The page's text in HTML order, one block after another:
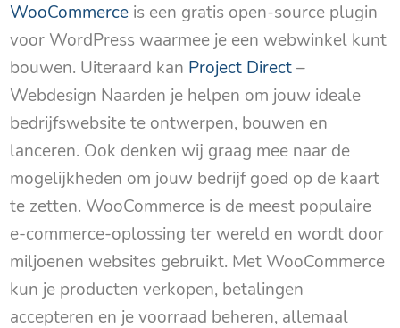
WooCommerce is een gratis open-source plugin
voor WordPress waarmee je een webwinkel kunt
bouwen. Uiteraard kan Project Direct–
Webdesign Naarden je helpen om jouw ideale
bedrijfswebsite te ontwerpen, bouwen en
lanceren. Ook denken wij graag mee naar de
mogelijkheden om jouw bedrijf goed op de kaart
te zetten. WooCommerce is de meest populaire
e-commerce-oplossing ter wereld en wordt door
miljoenen websites gebruikt. Met WooCommerce
kun je producten verkopen, betalingen
accepteren en je voorraad beheren, allemaal